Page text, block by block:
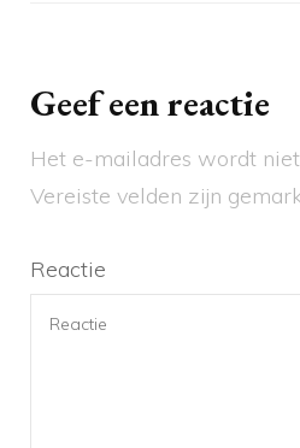
Geef een reactie
Het e-mailadres wordt
Vereiste velden zijn
Reactie